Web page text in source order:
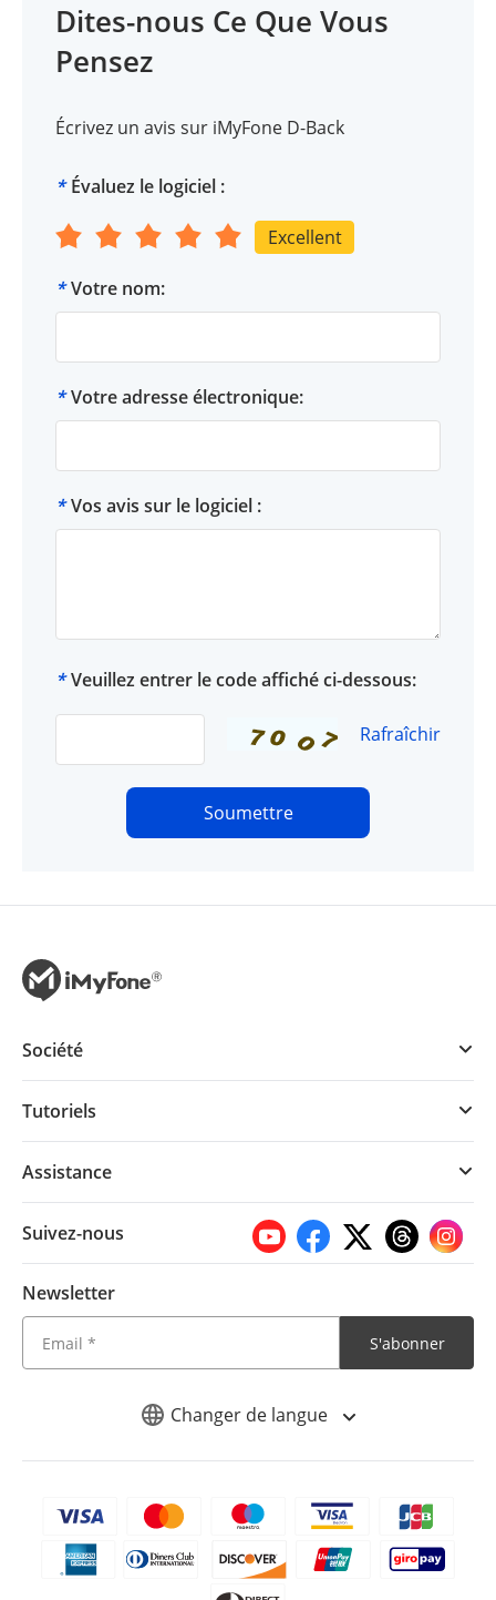
Dites-nous Ce Que Vous
Pensez
Écrivez un avis sur iMyFone D-Back
* Évaluez le logiciel :
Excellent
* Votre nom:
* Votre adresse électronique:
* Vos avis sur le logiciel :
* Veuillez entrer le code affiché ci-dessous:
Rafraîchir
Soumettre
Changer de langue
Société
Tutoriels
Assistance
Suivez-nous
Newsletter
S'abonner